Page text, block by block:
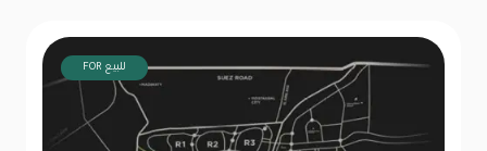
FOR للبيع